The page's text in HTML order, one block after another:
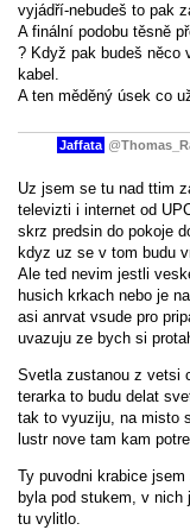
vyjádří-nebudeš to pak
A finální podobu těsně
? Když pak budeš něco
kabel.
A ten měděný úsek co
Jaffata @
Uz jsem se tu nad ttim
televizti i internet od
skrz predsin do pokoje
kdyz uz se v tom budu
Ale ted nevim jestli
husich krkach nebo je
asi anrvat vsude pro
uvazuju ze bych si
Svetla zustanou z vetsi
terarka to budu delat
tak to vyuziju, na misto
lustr nove tam kam
Ty puvodni krabice
byla pod stukem, v
tu vylitlo.